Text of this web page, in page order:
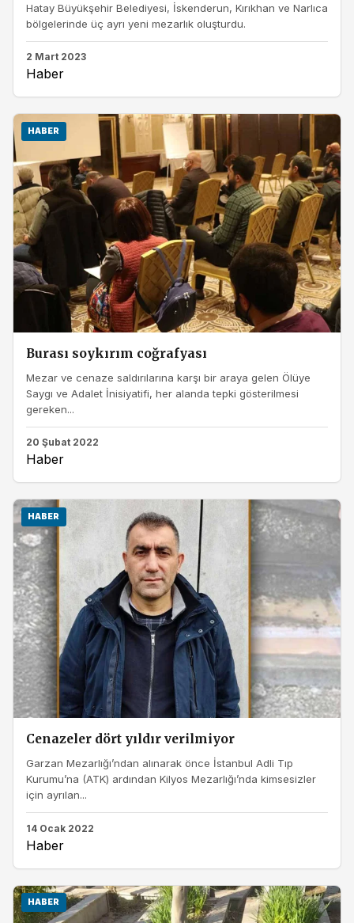
Hatay Büyükşehir Belediyesi, İskenderun, Kırıkhan ve Narlıca
bölgelerinde üç ayrı yeni mezarlık oluşturdu.
2 Mart 2023
Haber
HABER
Burası soykırım coğrafyası
Mezar ve cenaze saldırılarına karşı bir araya gelen Ölüye
Saygı ve Adalet İnisiyatifi, her alanda tepki gösterilmesi
gereken...
20 Şubat 2022
Haber
HABER
Cenazeler dört yıldır verilmiyor
Garzan Mezarlığı’ndan alınarak önce İstanbul Adli Tıp
Kurumu’na (ATK) ardından Kilyos Mezarlığı’nda kimsesizler
için ayrılan...
14 Ocak 2022
Haber
HABER